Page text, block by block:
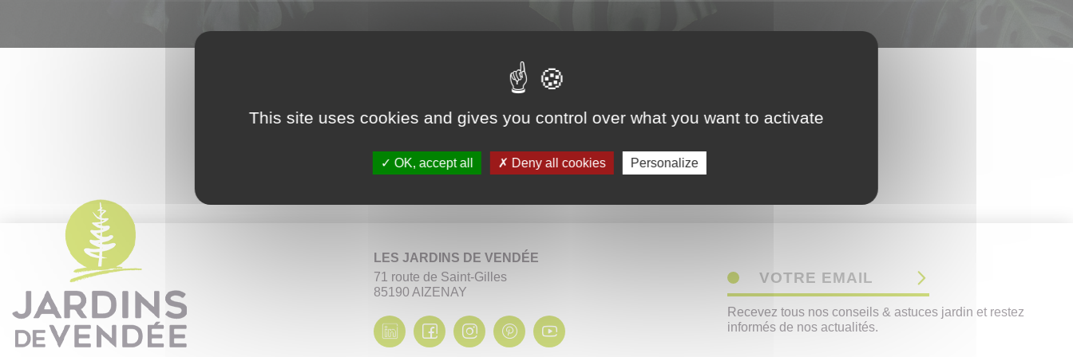
LES JARDINS DE VENDÉE
71 route de Saint-Gilles
85190 AIZENAY
VOTRE EMAIL
Recevez tous nos conseils & astuces jardin et restez
informés de nos actualités.
This site uses cookies and gives you control over what you want to activate
OK, accept all Deny all cookies Personalize